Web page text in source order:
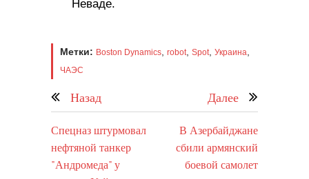
Неваде.
Метки: Boston Dynamics robot Spot Украина
ЧАЭС
Назад Далее
Спецназ штурмовал
нефтяной танкер
"Андромеда" у
В Азербайджане
сбили армянский
боевой самолет